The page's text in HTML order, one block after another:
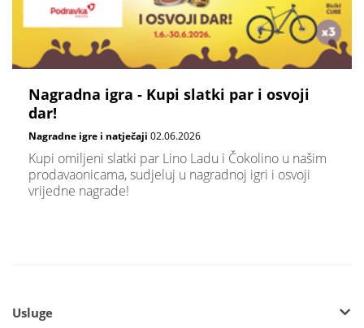
Nagradna igra - Kupi slatki par i osvoji
dar!
Nagradne igre i natječaji 02.06.2026
Kupi omiljeni slatki par Lino Ladu i Čokolino u našim
prodavaonicama, sudjeluj u nagradnoj igri i osvoji
vrijedne nagrade!
Usluge